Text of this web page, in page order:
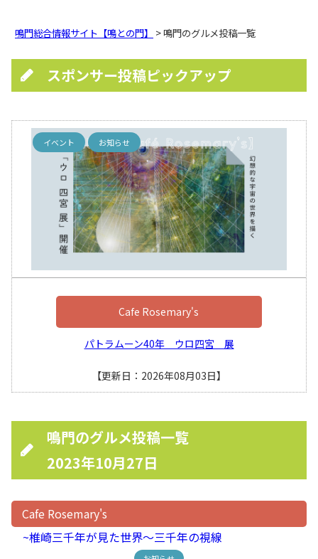
鳴門総合情報サイト【鳴との門】 > 鳴門のグルメ投稿一覧
スポンサー投稿ピックアップ
イベント お知らせ
Cafe Rosemary's
パトラムーン40年 ウロ四宮 展
【更新日：2026年08月03日】
鳴門のグルメ投稿一覧
2023年10月27日
Cafe Rosemary's
~椎崎三千年が見た世界～三千年の視線